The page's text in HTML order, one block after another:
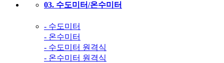
03. 수도미터/온수미터
- 수도미터
- 온수미터
- 수도미터 원격식
- 온수미터 원격식